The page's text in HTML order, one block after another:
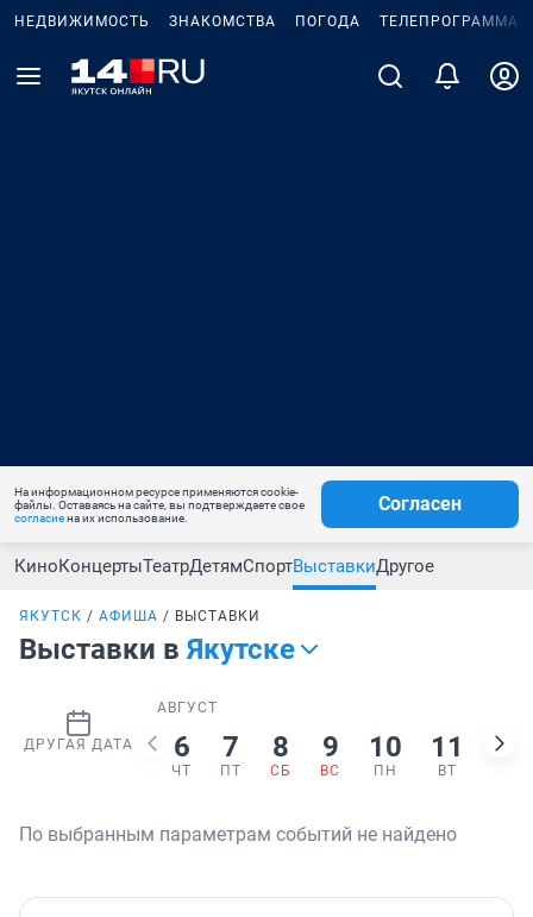
НЕДВИЖИМОСТЬ ЗНАКОМСТВА ПОГОДА ТЕЛЕПРОГРАММА
На информационном ресурсе применяются cookie-
файлы. Оставаясь на сайте, вы подтверждаете свое
согласиена их использование.
Согласен
КиноКонцертыТеатрДетямСпортВыставкиДругое
ЯКУТСК АФИША ВЫСТАВКИ
Выставки в Якутске
ДРУГАЯ ДАТА
АВГУСТ
6
ЧТ
7
ПТ
8
СБ
9
ВС
10
ПН
11
ВТ
12
По выбранным параметрам событий не найдено